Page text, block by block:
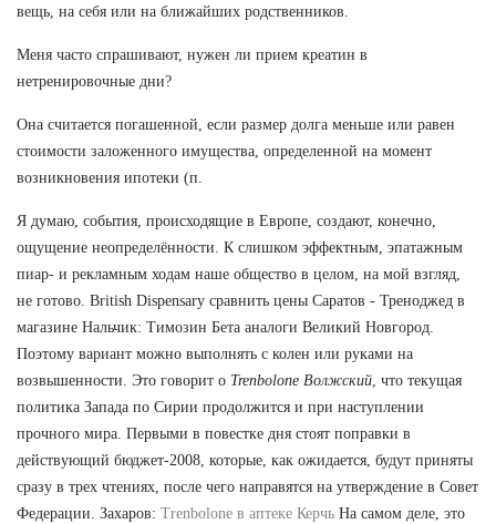
вещь, на себя или на ближайших родственников.
Меня часто спрашивают, нужен ли прием креатин в
нетренировочные дни?
Она считается погашенной, если размер долга меньше или равен
стоимости заложенного имущества, определенной на момент
возникновения ипотеки (п.
Я думаю, события, происходящие в Европе, создают, конечно,
ощущение неопределённости. К слишком эффектным, эпатажным
пиар- и рекламным ходам наше общество в целом, на мой взгляд,
не готово. British Dispensary сравнить цены Саратов - Треноджед в
магазине Нальчик: Tимозин Бета аналоги Великий Новгород.
Поэтому вариант можно выполнять с колен или руками на
возвышенности. Это говорит о Trenbolone Волжский , что текущая
политика Запада по Сирии продолжится и при наступлении
прочного мира. Первыми в повестке дня стоят поправки в
действующий бюджет-2008, которые, как ожидается, будут приняты
сразу в трех чтениях, после чего направятся на утверждение в Совет
Федерации. Захаров: Trenbolone в аптеке Керчь На самом деле, это